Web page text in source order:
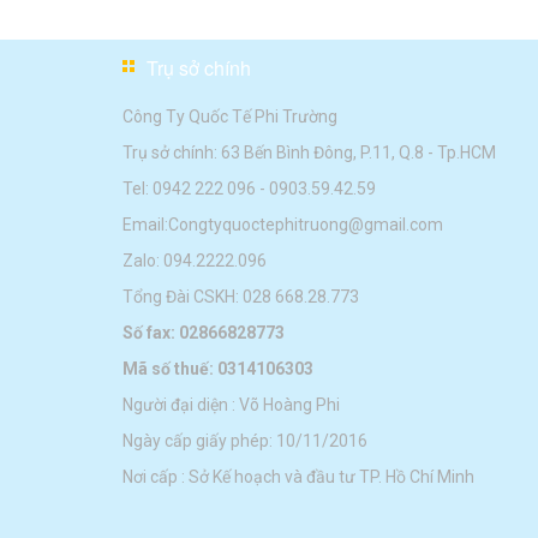
Trụ sở chính
Công Ty Quốc Tế Phi Trường
Trụ sở chính: 63 Bến Bình Đông, P.11, Q.8 - Tp.HCM
Tel: 0942 222 096 - 0903.59.42.59
Email:Congtyquoctephitruong@gmail.com
Zalo: 094.2222.096
Tổng Đài CSKH: 028 668.28.773
Số fax: 02866828773
Mã số thuế: 0314106303
Người đại diện : Võ Hoàng Phi
Ngày cấp giấy phép: 10/11/2016
Nơi cấp : Sở Kế hoạch và đầu tư TP. Hồ Chí Minh